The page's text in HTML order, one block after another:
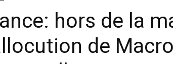
hors de la
de